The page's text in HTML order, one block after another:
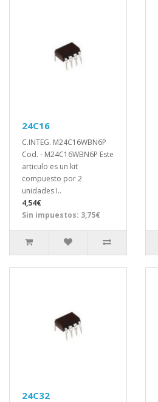
24C16
C.INTEG. M24C16WBN6P
Cod. - M24C16WBN6P Este
articulo es un kit
compuesto por 2
unidades I..
4,54€
Sin impuestos: 3,75€
24C32